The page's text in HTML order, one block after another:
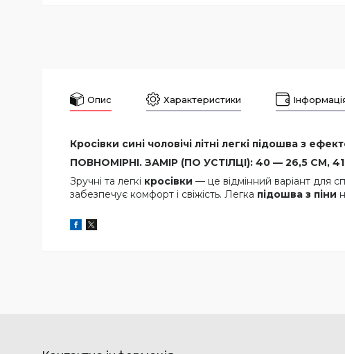
Опис Характеристики
Кросівки сині чоловічі літні легкі підошва з
ПОВНОМІРНІ. ЗАМІР (ПО УСТІЛЦІ): 40 — 26,5 СМ,
Зручні та легкі кросівки — це відмінний варіант для
забезпечує комфорт і свіжість. Легка підошва з піни